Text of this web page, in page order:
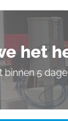
het
binnen 5